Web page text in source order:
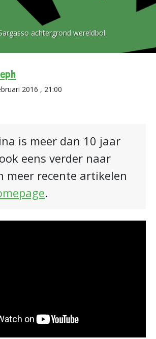
achtergrond wereldbol
2016 , 21:00
is meer dan 10 jaar
eens verder naar
meer recente artikelen
.